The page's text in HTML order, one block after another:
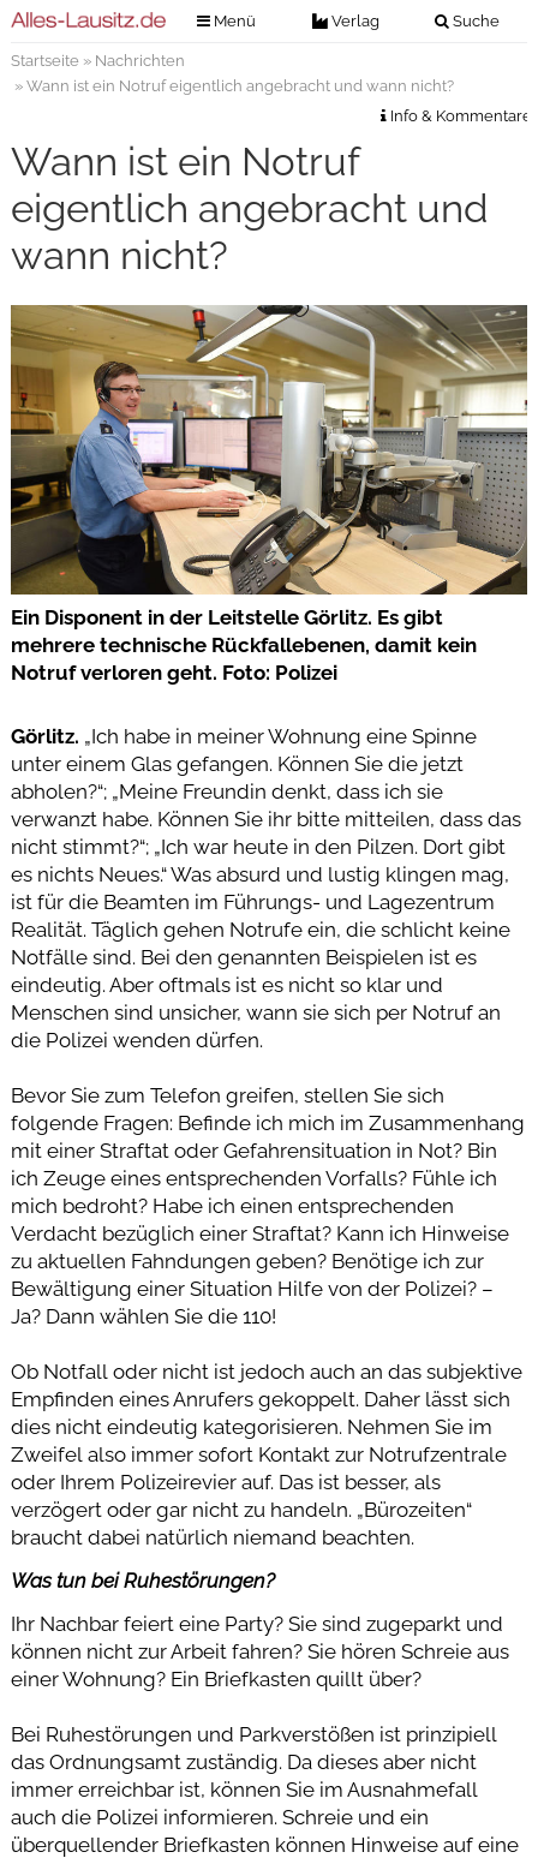
Menü Verlag Suche
Verlag
Kontakt
Impressum
Veranstaltungstickets
Anzeigenannahme
Anzeigensuche
Digitale Ausgaben
Startseite» Nachrichten
» Wann ist ein Notruf eigentlich angebracht und wann nicht?
Info & Kommentare
Wann ist ein Notruf
eigentlich angebracht und
wann nicht?
Ein Disponent in der Leitstelle Görlitz. Es gibt
mehrere technische Rückfallebenen, damit kein
Notruf verloren geht. Foto: Polizei
Görlitz. „Ich habe in meiner Wohnung eine Spinne
unter einem Glas gefangen. Können Sie die jetzt
abholen?“; „Meine Freundin denkt, dass ich sie
verwanzt habe. Können Sie ihr bitte mitteilen, dass das
nicht stimmt?“; „Ich war heute in den Pilzen. Dort gibt
es nichts Neues.“ Was absurd und lustig klingen mag,
ist für die Beamten im Führungs- und Lagezentrum
Realität. Täglich gehen Notrufe ein, die schlicht keine
Notfälle sind. Bei den genannten Beispielen ist es
eindeutig. Aber oftmals ist es nicht so klar und
Menschen sind unsicher, wann sie sich per Notruf an
die Polizei wenden dürfen.
Bevor Sie zum Telefon greifen, stellen Sie sich
folgende Fragen: Befinde ich mich im Zusammenhang
mit einer Straftat oder Gefahrensituation in Not? Bin
ich Zeuge eines entsprechenden Vorfalls? Fühle ich
mich bedroht? Habe ich einen entsprechenden
Verdacht bezüglich einer Straftat? Kann ich Hinweise
zu aktuellen Fahndungen geben? Benötige ich zur
Bewältigung einer Situation Hilfe von der Polizei? –
Ja? Dann wählen Sie die 110!
Ob Notfall oder nicht ist jedoch auch an das subjektive
Empfinden eines Anrufers gekoppelt. Daher lässt sich
dies nicht eindeutig kategorisieren. Nehmen Sie im
Zweifel also immer sofort Kontakt zur Notrufzentrale
oder Ihrem Polizeirevier auf. Das ist besser, als
verzögert oder gar nicht zu handeln. „Bürozeiten“
braucht dabei natürlich niemand beachten.
Was tun bei Ruhestörungen?
Ihr Nachbar feiert eine Party? Sie sind zugeparkt und
können nicht zur Arbeit fahren? Sie hören Schreie aus
einer Wohnung? Ein Briefkasten quillt über?
Bei Ruhestörungen und Parkverstößen ist prinzipiell
das Ordnungsamt zuständig. Da dieses aber nicht
immer erreichbar ist, können Sie im Ausnahmefall
auch die Polizei informieren. Schreie und ein
überquellender Briefkasten können Hinweise auf eine